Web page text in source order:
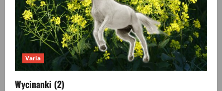
Varia
Wycinanki (2)